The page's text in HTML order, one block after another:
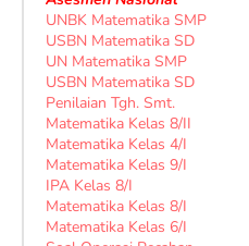
UNBK Matematika SMP
USBN Matematika SD
UN Matematika SMP
USBN Matematika SD
Penilaian Tgh. Smt.
Matematika Kelas 8/II
Matematika Kelas 4/I
Matematika Kelas 9/I
IPA Kelas 8/I
Matematika Kelas 8/I
Matematika Kelas 6/I